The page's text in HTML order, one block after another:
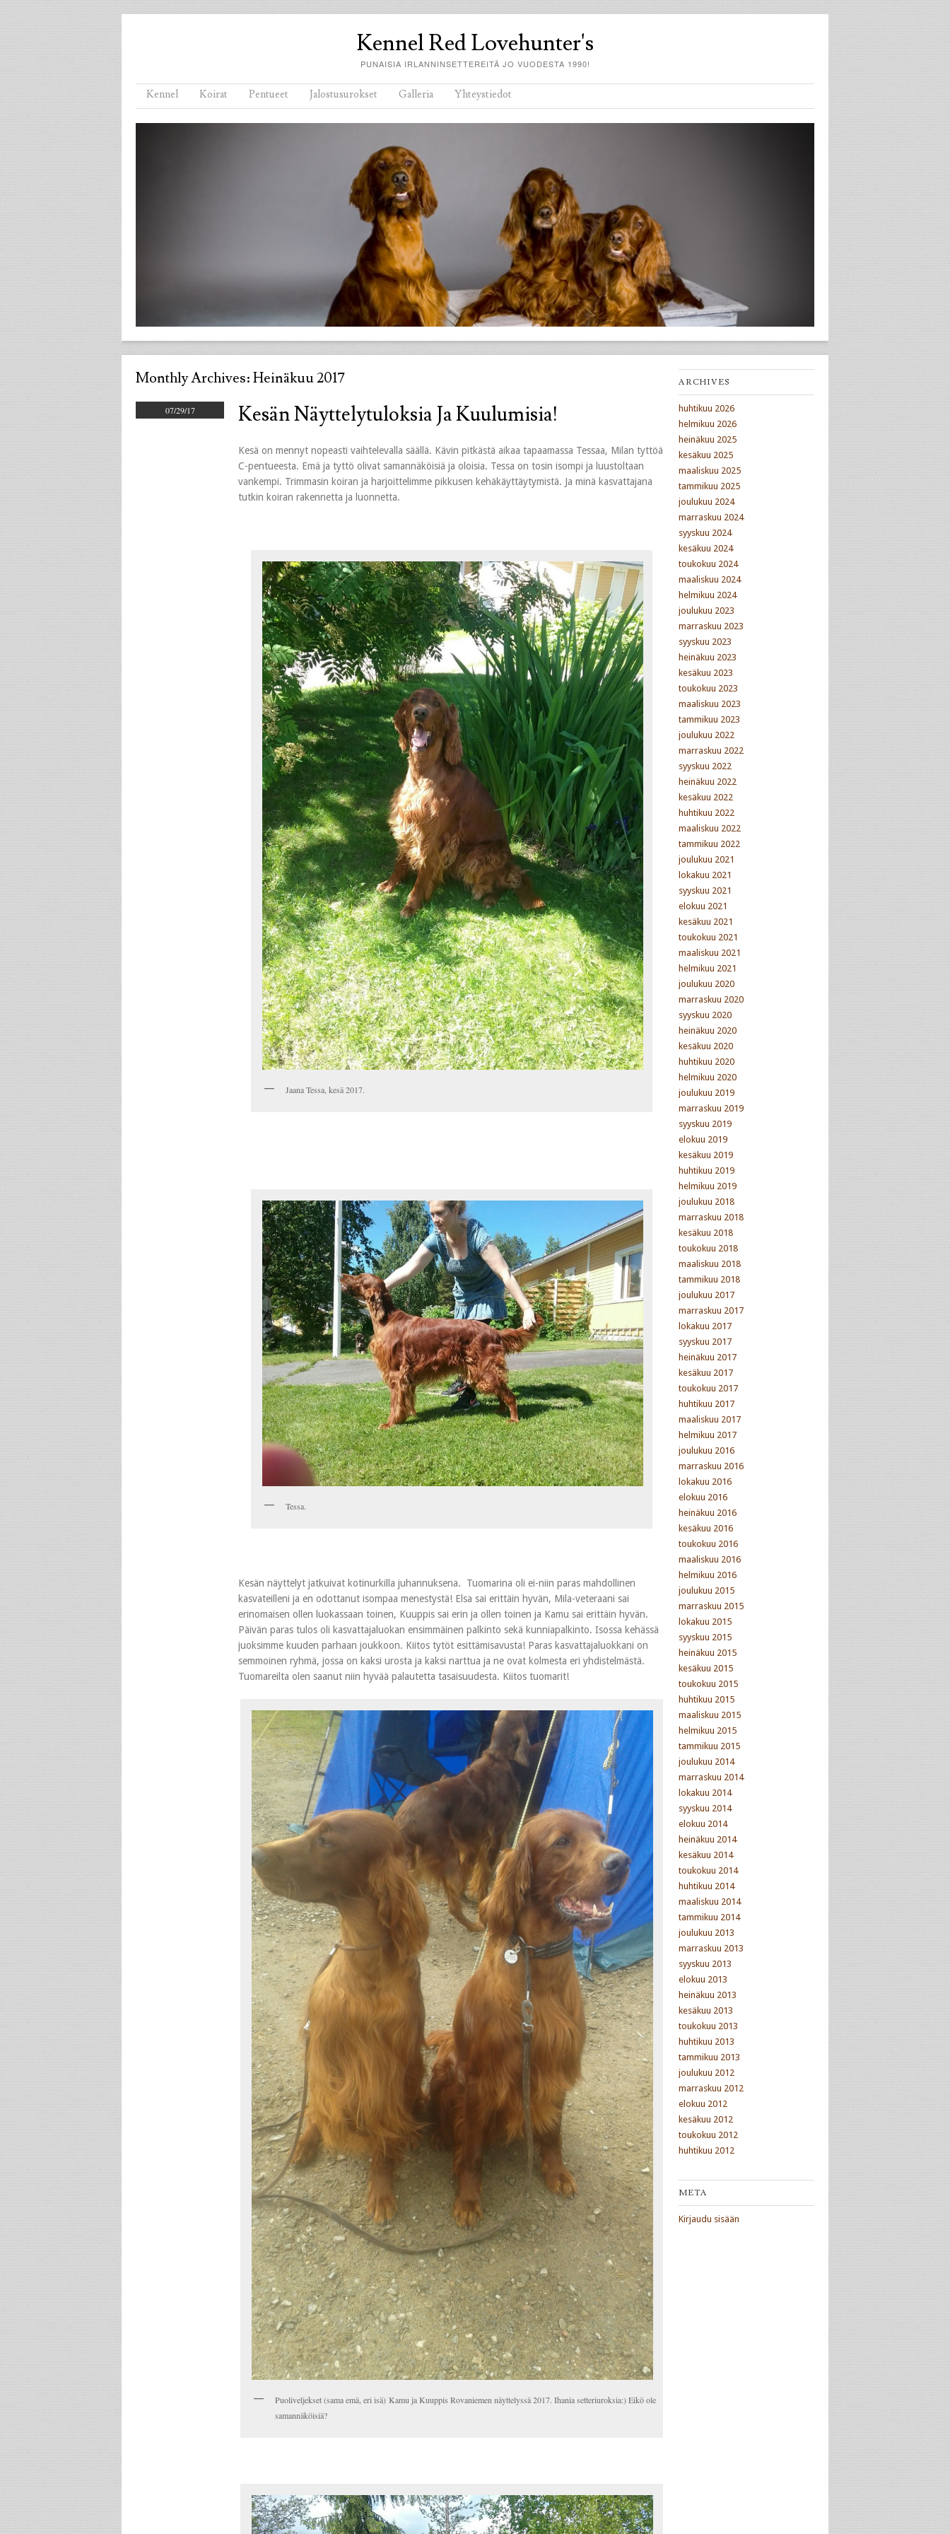
Kennel Red Lovehunter's
PUNAISIA IRLANNINSETTEREITÄ JO VUODESTA 1990!
Menu
Skip to content
Kennel Koirat Pentueet Jalostusurokset Galleria Yhteystiedot
Monthly Archives:Heinäkuu 2017
07/29/17 Kesän Näyttelytuloksia Ja Kuulumisia!
Kesä on mennyt nopeasti vaihtelevalla säällä. Kävin pitkästä aikaa tapaamassa Tessaa, Milan tyttöä
C-pentueesta. Emä ja tyttö olivat samannäköisiä ja oloisia. Tessa on tosin isompi ja luustoltaan
vankempi. Trimmasin koiran ja harjoittelimme pikkusen kehäkäyttäytymistä. Ja minä kasvattajana
tutkin koiran rakennetta ja luonnetta.
Jaana Tessa, kesä 2017.
Tessa.
Kesän näyttelyt jatkuivat kotinurkilla juhannuksena. Tuomarina oli ei-niin paras mahdollinen
kasvateilleni ja en odottanut isompaa menestystä! Elsa sai erittäin hyvän, Mila-veteraani sai
erinomaisen ollen luokassaan toinen, Kuuppis sai erin ja ollen toinen ja Kamu sai erittäin hyvän.
Päivän paras tulos oli kasvattajaluokan ensimmäinen palkinto sekä kunniapalkinto. Isossa kehässä
juoksimme kuuden parhaan joukkoon. Kiitos tytöt esittämisavusta! Paras kasvattajaluokkani on
semmoinen ryhmä, jossa on kaksi urosta ja kaksi narttua ja ne ovat kolmesta eri yhdistelmästä.
Tuomareilta olen saanut niin hyvää palautetta tasaisuudesta. Kiitos tuomarit!
Puoliveljekset (sama emä, eri isä) Kamu ja Kuuppis Rovaniemen näyttelyssä 2017. Ihania setteriuroksia:) Eikö ole
samannäköisiä?
ARCHIVES
huhtikuu 2026
helmikuu 2026
heinäkuu 2025
kesäkuu 2025
maaliskuu 2025
tammikuu 2025
joulukuu 2024
marraskuu 2024
syyskuu 2024
kesäkuu 2024
toukokuu 2024
maaliskuu 2024
helmikuu 2024
joulukuu 2023
marraskuu 2023
syyskuu 2023
heinäkuu 2023
kesäkuu 2023
toukokuu 2023
maaliskuu 2023
tammikuu 2023
joulukuu 2022
marraskuu 2022
syyskuu 2022
heinäkuu 2022
kesäkuu 2022
huhtikuu 2022
maaliskuu 2022
tammikuu 2022
joulukuu 2021
lokakuu 2021
syyskuu 2021
elokuu 2021
kesäkuu 2021
toukokuu 2021
maaliskuu 2021
helmikuu 2021
joulukuu 2020
marraskuu 2020
syyskuu 2020
heinäkuu 2020
kesäkuu 2020
huhtikuu 2020
helmikuu 2020
joulukuu 2019
marraskuu 2019
syyskuu 2019
elokuu 2019
kesäkuu 2019
huhtikuu 2019
helmikuu 2019
joulukuu 2018
marraskuu 2018
kesäkuu 2018
toukokuu 2018
maaliskuu 2018
tammikuu 2018
joulukuu 2017
marraskuu 2017
lokakuu 2017
syyskuu 2017
heinäkuu 2017
kesäkuu 2017
toukokuu 2017
huhtikuu 2017
maaliskuu 2017
helmikuu 2017
joulukuu 2016
marraskuu 2016
lokakuu 2016
elokuu 2016
heinäkuu 2016
kesäkuu 2016
toukokuu 2016
maaliskuu 2016
helmikuu 2016
joulukuu 2015
marraskuu 2015
lokakuu 2015
syyskuu 2015
heinäkuu 2015
kesäkuu 2015
toukokuu 2015
huhtikuu 2015
maaliskuu 2015
helmikuu 2015
tammikuu 2015
joulukuu 2014
marraskuu 2014
lokakuu 2014
syyskuu 2014
elokuu 2014
heinäkuu 2014
kesäkuu 2014
toukokuu 2014
huhtikuu 2014
maaliskuu 2014
tammikuu 2014
joulukuu 2013
marraskuu 2013
syyskuu 2013
elokuu 2013
heinäkuu 2013
kesäkuu 2013
toukokuu 2013
huhtikuu 2013
tammikuu 2013
joulukuu 2012
marraskuu 2012
elokuu 2012
kesäkuu 2012
toukokuu 2012
huhtikuu 2012
META
Kirjaudu sisään